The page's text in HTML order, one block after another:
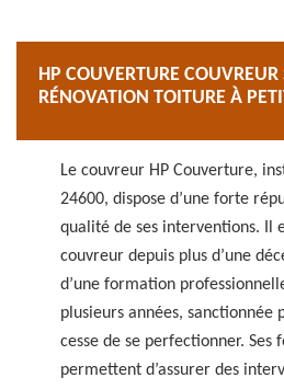
HP COUVERTURE COUVREUR
RÉNOVATION TOITURE À
Le couvreur HP Couverture,
24600, dispose d’une forte
qualité de ses interventions. Il
couvreur depuis plus d’une
d’une formation
plusieurs années, sanctionnée
cesse de se perfectionner. Ses
permettent d’assurer des